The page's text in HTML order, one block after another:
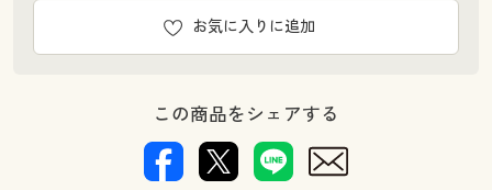
お気に入りに追加
この商品をシェアする